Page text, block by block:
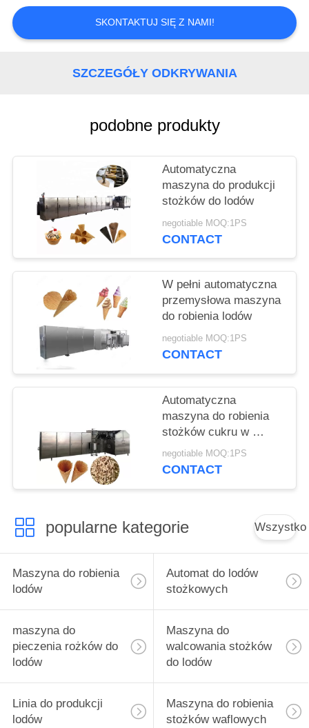
O
WYCENĘ
SITEMAP
SKONTAKTUJ SIĘ Z NAMI!
SZCZEGÓŁY ODKRYWANIA
podobne produkty
Automatyczna
maszyna do produkcji
stożków do lodów
negotiable MOQ:1PS
CONTACT
W pełni automatyczna
przemysłowa maszyna
do robienia lodów
negotiable MOQ:1PS
CONTACT
Automatyczna
maszyna do robienia
stożków cukru w ​​
fabryce przekąsek
negotiable MOQ:1PS
CONTACT
popularne kategorie Wszystko
Maszyna do robienia
lodów
Automat do lodów
stożkowych
maszyna do
pieczenia rożków do
lodów
Maszyna do
walcowania stożków
do lodów
Linia do produkcji
lodów
Maszyna do robienia
stożków waflowych